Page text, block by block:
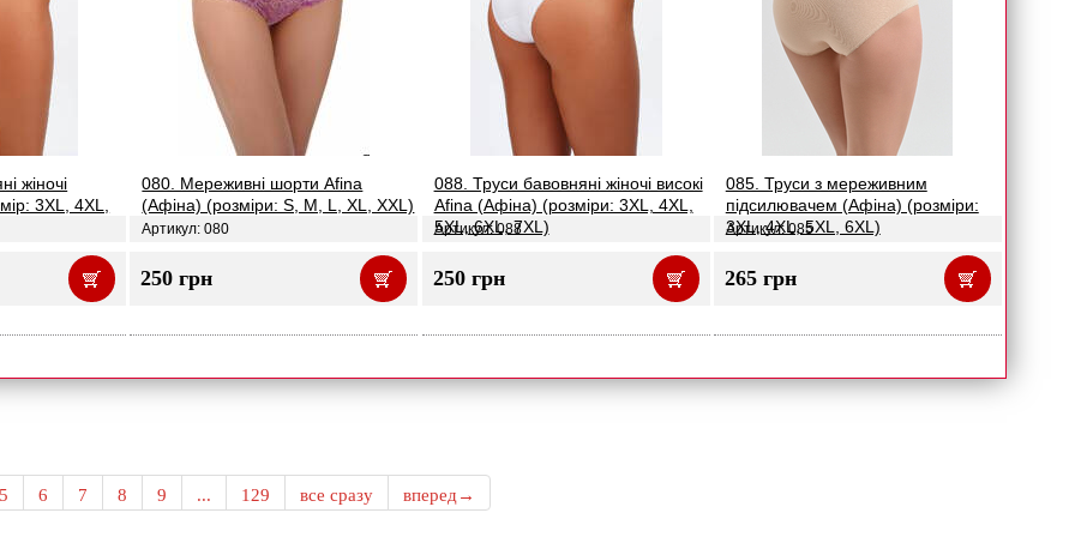
жіночі
3XL, 4XL,
080. Мереживні шорти Afina
(Афіна) (розміри: S, M, L, XL, XXL)
Артикул: 080
250 грн
088. Труси бавовняні жіночі високі
Afina (Афіна) (розміри: 3XL, 4XL,
5XL, 6XL, 7XL)
Артикул: 088
250 грн
085. Труси з мереживним
підсилювачем (Афіна) (розміри:
3XL, 4XL, 5XL, 6XL)
Артикул: 085
265 грн
5 6 7 8 9 ... 129 все сразу вперед→